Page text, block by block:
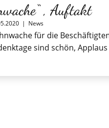
, Auftakt
| News
für die
sind schön, Applaus